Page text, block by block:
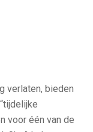
verlaten, bieden
voor één van de